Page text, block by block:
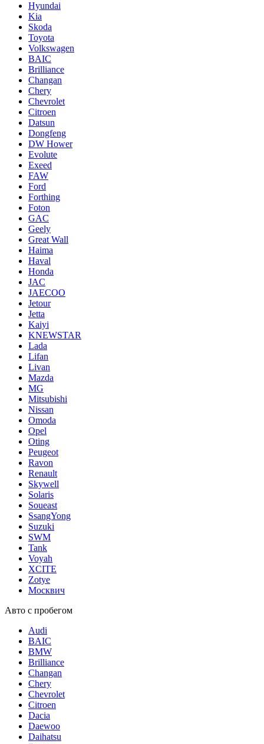
Hyundai
Kia
Skoda
Toyota
Volkswagen
BAIC
Brilliance
Changan
Chery
Chevrolet
Citroen
Datsun
Dongfeng
DW Hower
Evolute
Exeed
FAW
Ford
Forthing
Foton
GAC
Geely
Great Wall
Haima
Haval
Honda
JAC
JAECOO
Jetour
Jetta
Kaiyi
KNEWSTAR
Lada
Lifan
Livan
Mazda
MG
Mitsubishi
Nissan
Omoda
Opel
Oting
Peugeot
Ravon
Renault
Skywell
Solaris
Soueast
SsangYong
Suzuki
SWM
Tank
Voyah
XCITE
Zotye
Москвич
Авто с пробегом
Audi
BAIC
BMW
Brilliance
Changan
Chery
Chevrolet
Citroen
Dacia
Daewoo
Daihatsu